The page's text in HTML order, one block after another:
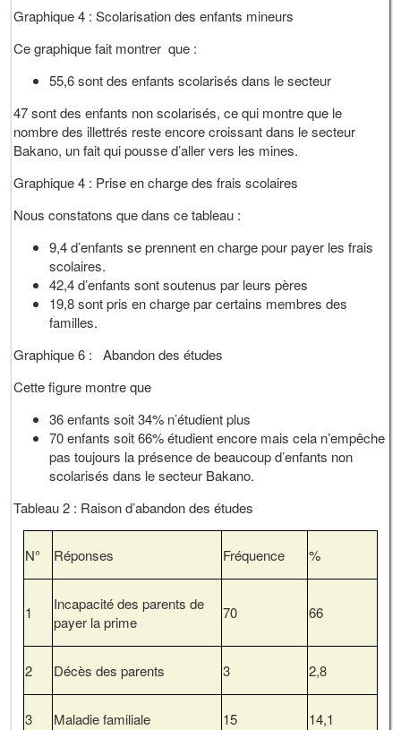
Graphique 4 : Scolarisation des enfants mineurs
Ce graphique fait montrer que :
55,6 sont des enfants scolarisés dans le secteur
47 sont des enfants non scolarisés, ce qui montre que le
nombre des illettrés reste encore croissant dans le secteur
Bakano, un fait qui pousse d’aller vers les mines.
Graphique 4 : Prise en charge des frais scolaires
Nous constatons que dans ce tableau :
9,4 d’enfants se prennent en charge pour payer les frais
scolaires.
42,4 d’enfants sont soutenus par leurs pères
19,8 sont pris en charge par certains membres des
familles.
Graphique 6 : Abandon des études
Cette figure montre que
36 enfants soit 34% n’étudient plus
70 enfants soit 66% étudient encore mais cela n’empêche
pas toujours la présence de beaucoup d’enfants non
scolarisés dans le secteur Bakano.
Tableau 2 : Raison d’abandon des études
N° Réponses Fréquence %
1
Incapacité des parents de
payer la prime
70 66
2 Décès des parents 3 2,8
3 Maladie familiale 15 14,1